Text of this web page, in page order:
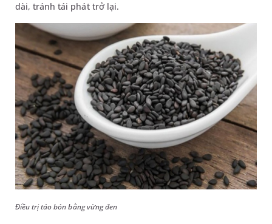
dài, tránh tái phát trở lại.
Điều trị táo bón bằng vừng đen